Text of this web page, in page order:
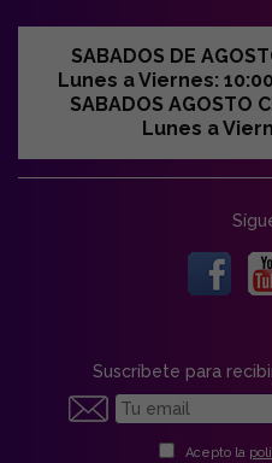
SABADOS DE
Lunes a Viernes:
SABADOS AGOSTO
Lunes a
Suscríbete para
Acepto la